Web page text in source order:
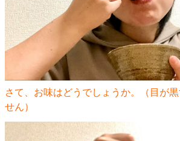
さて、お味はどうでしょうか。（目が
せん）